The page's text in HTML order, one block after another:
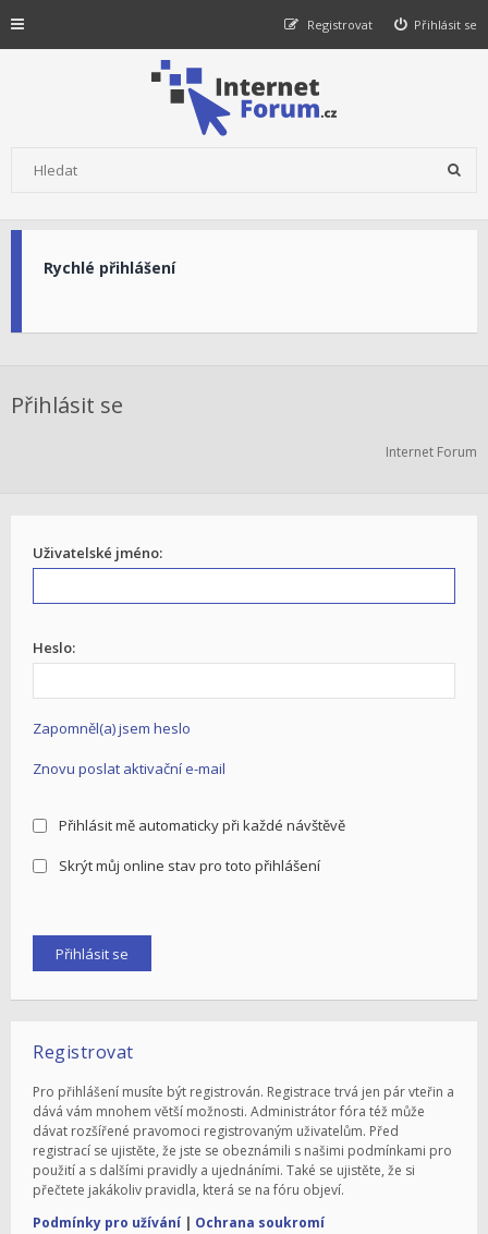
Přihlásit se
Registrovat
Rychlé přihlášení
Přihlásit se
Internet Forum
Uživatelské jméno:
Heslo:
Zapomněl(a) jsem heslo
Znovu poslat aktivační e-mail
Přihlásit mě automaticky při každé návštěvě
Skrýt můj online stav pro toto přihlášení
Registrovat
Pro přihlášení musíte být registrován. Registrace trvá jen pár vteřin a
dává vám mnohem větší možnosti. Administrátor fóra též může
dávat rozšířené pravomoci registrovaným uživatelům. Před
registrací se ujistěte, že jste se obeznámili s našimi podmínkami pro
použití a s dalšími pravidly a ujednáními. Také se ujistěte, že si
přečtete jakákoliv pravidla, která se na fóru objeví.
Podmínky pro užívání | Ochrana soukromí